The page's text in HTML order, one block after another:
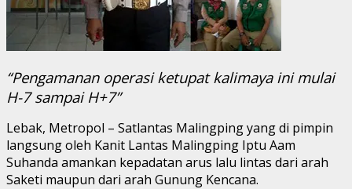
“Pengamanan operasi ketupat kalimaya ini mulai
H-7 sampai H+7”
Lebak, Metropol – Satlantas Malingping yang di pimpin
langsung oleh Kanit Lantas Malingping Iptu Aam
Suhanda amankan kepadatan arus lalu lintas dari arah
Saketi maupun dari arah Gunung Kencana.